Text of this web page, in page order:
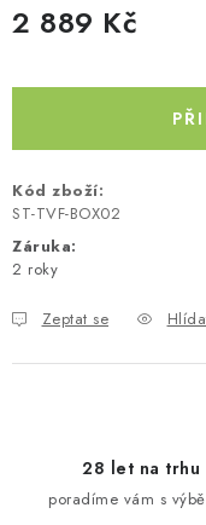
Moje objednávka
2 889 Kč
Kód zboží:
ST-TVF-BOX02
Záruka:
2 roky
Zeptat se
28 let na trhu
poradíme vám s